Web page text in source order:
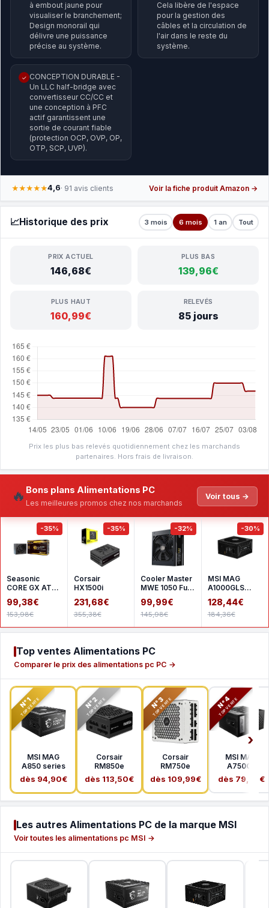
à embout jaune pour
visualiser le branchement;
Design monorail qui
délivre une puissance
précise au système.
Cela libère de l'espace
pour la gestion des
câbles et la circulation de
l'air dans le reste du
système.
✓ CONCEPTION DURABLE -
Un LLC half-bridge avec
convertisseur CC/CC et
une conception à PFC
actif garantissent une
sortie de courant fiable
(protection OCP, OVP, OP,
OTP, SCP, UVP).
★★★★★4,6· 91 avis clients Voir la fiche produit Amazon →
📈Historique des prix 3 mois 6 mois 1 an Tout
PRIX ACTUEL
146,68€
PLUS BAS
139,96€
PLUS HAUT
160,99€
RELEVÉS
85 jours
Prix les plus bas relevés quotidiennement chez les marchands
partenaires. Hors frais de livraison.
🔥 Bons plans Alimentations PC
Les meilleures promos chez nos marchands
Voir tous →
-35%
Seasonic
CORE GX ATX
3 2024 650 W
- White
99,38€
153,98€
-35%
Corsair
HX1500i
231,68€
355,38€
-32%
Cooler Master
MWE 1050 Full
Modular V2
ATX 3.1
99,99€
145,98€
-30%
MSI MAG
A1000GLS
PCIE5
128,44€
184,36€
Top ventes Alimentations PC
Comparer le prix des alimentations pc PC →
N°1
TOP VENTE
MSI MAG
A850 series
dès 94,90€
N°2
TOP VENTE
Corsair
RM850e
dès 113,50€
N°3
TOP VENTE
Corsair
RM750e
dès 109,99€
N°4
TOP VENTE
MSI MAG
A750GL
dès 79,99€
Les autres Alimentations PC de la marque MSI
Voir toutes les alimentations pc MSI →